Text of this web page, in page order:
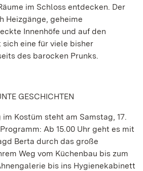
im Schloss entdecken. Der
Heizgänge, geheime
Innenhöfe und auf den
eine für viele bisher
des barocken Prunks.
GESCHICHTEN
Kostüm steht am Samstag, 17.
Ab 15.00 Uhr geht es mit
Berta durch das große
Weg vom Küchenbau bis zum
bis ins Hygienekabinett